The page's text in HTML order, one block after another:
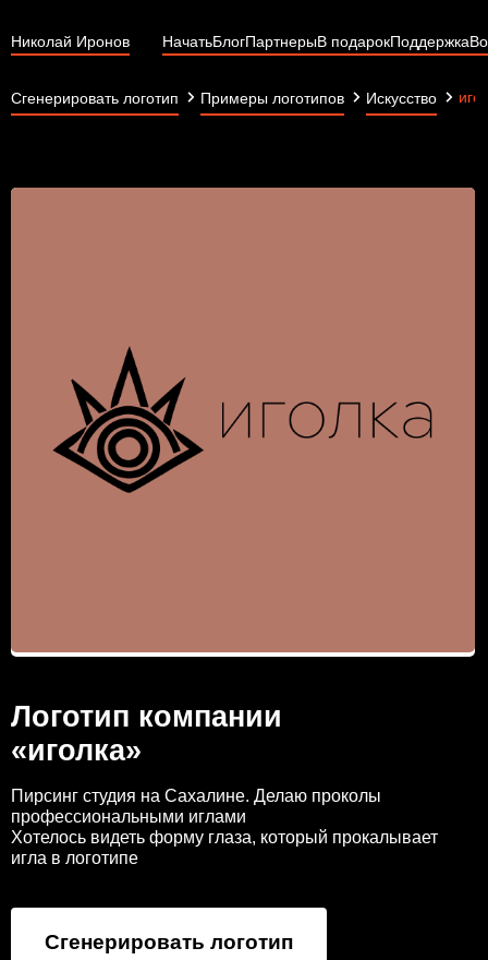
Николай Иронов НачатьБлогПартнерыВ подарокПоддержка
Сгенерировать логотип Примеры логотипов Искусство
Логотип компании
«иголка»
Пирсинг студия на Сахалине. Делаю проколы
профессиональными иглами
Хотелось видеть форму глаза, который прокалывает
игла в логотипе
Сгенерировать логотип